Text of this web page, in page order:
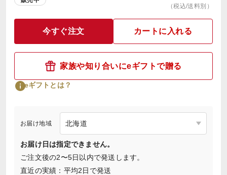
（税込/送料別）
今すぐ注文 カートに入れる
家族や知り合いにeギフトで贈る
eギフトとは？
お届け地域
お届け日は指定できません。
ご注文後の2〜5日以内で発送します。
直近の実績：平均2日で発送